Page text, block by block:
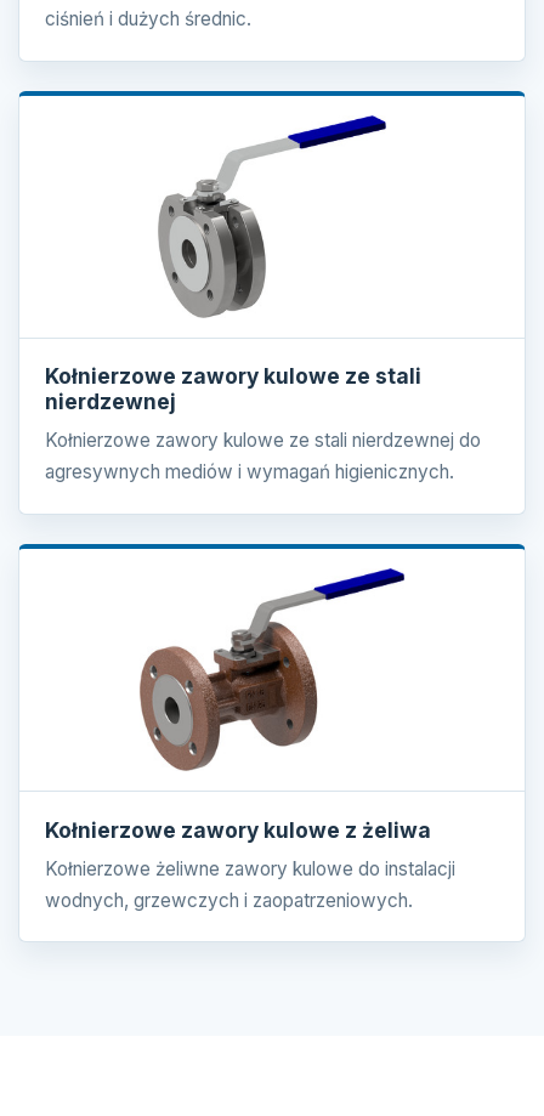
ciśnień i dużych średnic.
Kołnierzowe zawory kulowe ze stali
nierdzewnej
Kołnierzowe zawory kulowe ze stali nierdzewnej do
agresywnych mediów i wymagań higienicznych.
Kołnierzowe zawory kulowe z żeliwa
Kołnierzowe żeliwne zawory kulowe do instalacji
wodnych, grzewczych i zaopatrzeniowych.